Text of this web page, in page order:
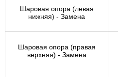
Шаровая опора (левая
нижняя) - Замена
Шаровая опора (правая
верхняя) - Замена